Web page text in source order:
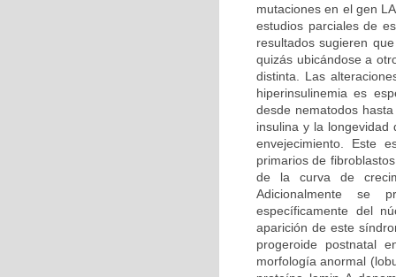
mutaciones en el gen
estudios parciales de
resultados sugieren
quizás ubicándose a
distinta. Las
hiperinsulinemia es
desde nematodos
insulina y la
envejecimiento. Este
primarios de
de la curva de
Adicionalmente se
específicamente del
aparición de este
progeroide postnatal
morfología anormal